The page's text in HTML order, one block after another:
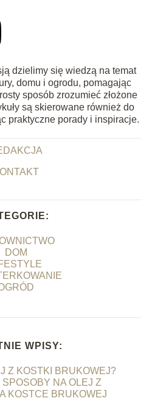
dzielimy się wiedzą na temat
domu i ogrodu, pomagając
sposób zrozumieć złożone
są skierowane również do
praktyczne porady i inspiracje.
DOM
WPISY:
Z KOSTKI BRUKOWEJ?
NA OLEJ Z
KOSTCE BRUKOWEJ